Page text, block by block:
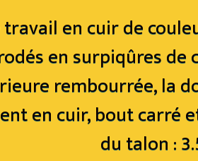
en cuir de
en surpiqûres de
rembourrée, la
en cuir, bout carré
du talon :